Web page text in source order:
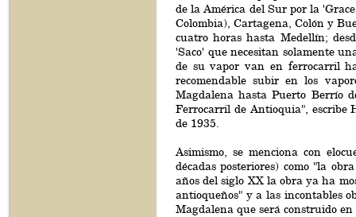
de la América del Sur por la
Colombia), Cartagena, Colón y
cuatro horas hasta Medellín;
'Saco' que necesitan solamente
de su vapor van en ferrocarril
recomendable subir en los
Magdalena hasta Puerto Berrío
Ferrocarril de Antioquia", escribe
de 1935.
Asimismo, se menciona con
décadas posteriores) como "la
años del siglo XX la obra ya ha
antioqueños" y a las incontables
Magdalena que será construido